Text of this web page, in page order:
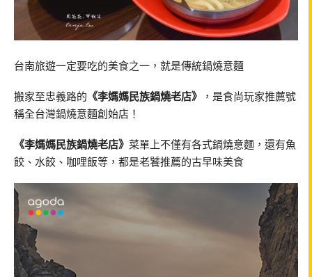
台南旅遊一定要吃的美食之一，就是傳統鍋燒意麵
搬家至忠義路的 《李媽媽民族鍋燒老店》
，是食尚玩家推薦號
稱全台灣鍋燒意麵創始店！
《李媽媽民族鍋燒老店》 菜單上不僅有各式鍋燒意麵，還有魚
餃、水餃、咖哩飯等，都是老饕推薦的古早味美食